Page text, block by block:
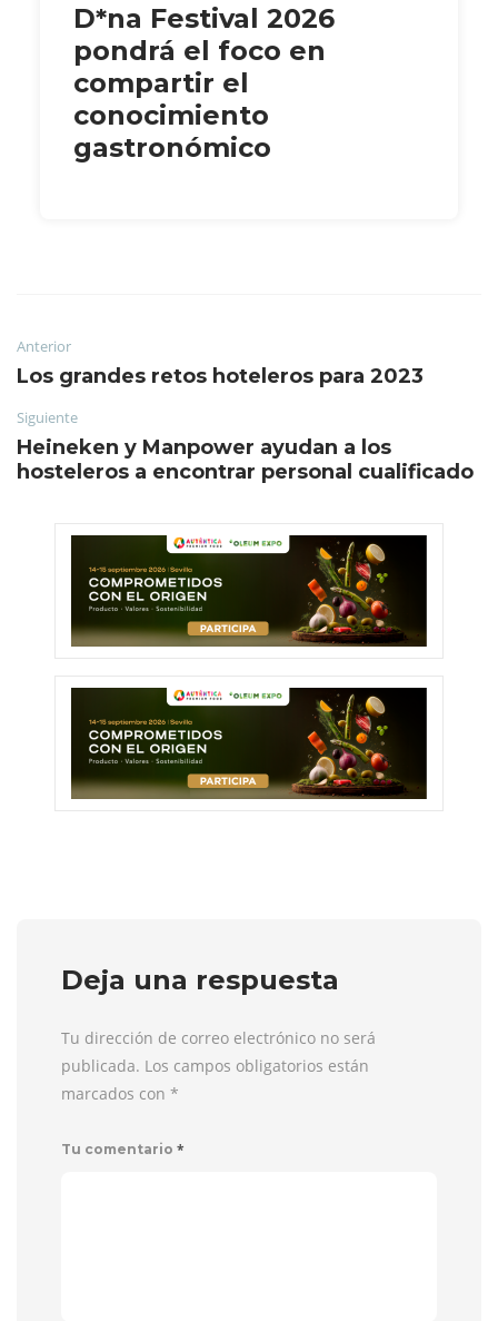
D*na Festival 2026
pondrá el foco en
compartir el
conocimiento
gastronómico
Anterior
Los grandes retos hoteleros para 2023
Siguiente
Heineken y Manpower ayudan a los
hosteleros a encontrar personal cualificado
Deja una respuesta
Tu dirección de correo electrónico no será
publicada. Los campos obligatorios están
marcados con *
Tu comentario *